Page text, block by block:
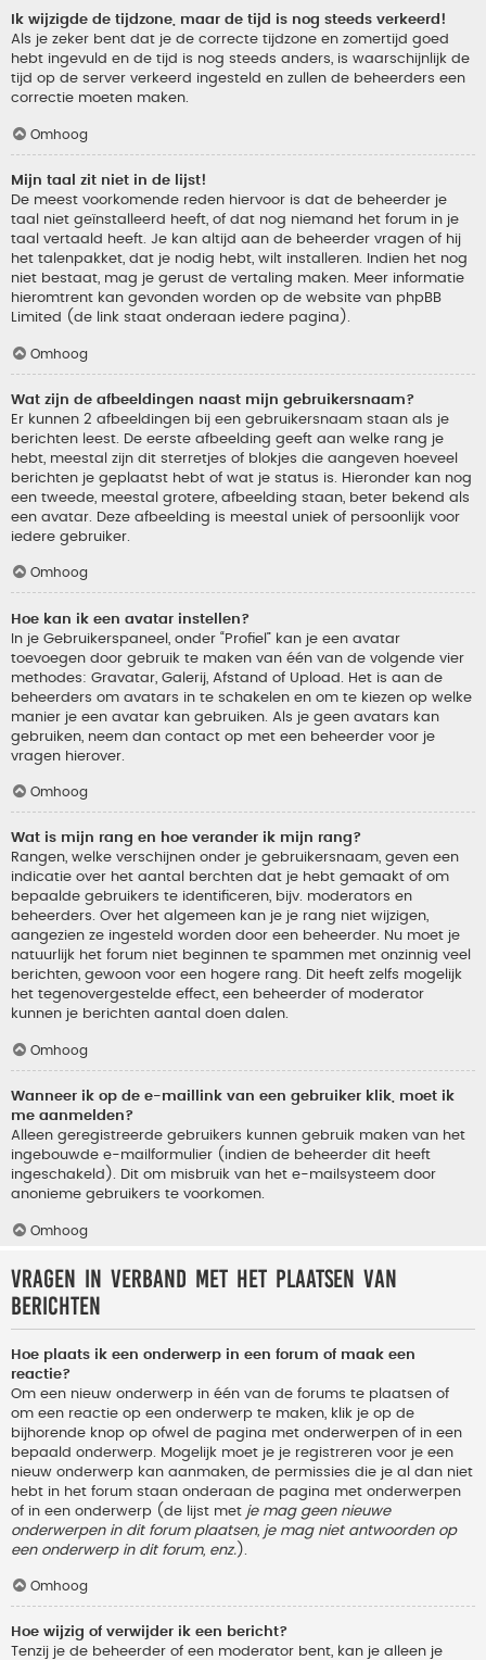
Ik wijzigde de tijdzone, maar de tijd is nog steeds verkeerd!
Als je zeker bent dat je de correcte tijdzone en zomertijd goed
hebt ingevuld en de tijd is nog steeds anders, is waarschijnlijk de
tijd op de server verkeerd ingesteld en zullen de beheerders een
correctie moeten maken.
Omhoog
Mijn taal zit niet in de lijst!
De meest voorkomende reden hiervoor is dat de beheerder je
taal niet geïnstalleerd heeft, of dat nog niemand het forum in je
taal vertaald heeft. Je kan altijd aan de beheerder vragen of hij
het talenpakket, dat je nodig hebt, wilt installeren. Indien het nog
niet bestaat, mag je gerust de vertaling maken. Meer informatie
hieromtrent kan gevonden worden op de website van phpBB
Limited (de link staat onderaan iedere pagina).
Omhoog
Wat zijn de afbeeldingen naast mijn gebruikersnaam?
Er kunnen 2 afbeeldingen bij een gebruikersnaam staan als je
berichten leest. De eerste afbeelding geeft aan welke rang je
hebt, meestal zijn dit sterretjes of blokjes die aangeven hoeveel
berichten je geplaatst hebt of wat je status is. Hieronder kan nog
een tweede, meestal grotere, afbeelding staan, beter bekend als
een avatar. Deze afbeelding is meestal uniek of persoonlijk voor
iedere gebruiker.
Omhoog
Hoe kan ik een avatar instellen?
In je Gebruikerspaneel, onder “Profiel” kan je een avatar
toevoegen door gebruik te maken van één van de volgende vier
methodes: Gravatar, Galerij, Afstand of Upload. Het is aan de
beheerders om avatars in te schakelen en om te kiezen op welke
manier je een avatar kan gebruiken. Als je geen avatars kan
gebruiken, neem dan contact op met een beheerder voor je
vragen hierover.
Omhoog
Wat is mijn rang en hoe verander ik mijn rang?
Rangen, welke verschijnen onder je gebruikersnaam, geven een
indicatie over het aantal berchten dat je hebt gemaakt of om
bepaalde gebruikers te identificeren, bijv. moderators en
beheerders. Over het algemeen kan je je rang niet wijzigen,
aangezien ze ingesteld worden door een beheerder. Nu moet je
natuurlijk het forum niet beginnen te spammen met onzinnig veel
berichten, gewoon voor een hogere rang. Dit heeft zelfs mogelijk
het tegenovergestelde effect, een beheerder of moderator
kunnen je berichten aantal doen dalen.
Omhoog
Wanneer ik op de e-maillink van een gebruiker klik, moet ik
me aanmelden?
Alleen geregistreerde gebruikers kunnen gebruik maken van het
ingebouwde e-mailformulier (indien de beheerder dit heeft
ingeschakeld). Dit om misbruik van het e-mailsysteem door
anonieme gebruikers te voorkomen.
Omhoog
Vragen in verband met het plaatsen van
berichten
Hoe plaats ik een onderwerp in een forum of maak een
reactie?
Om een nieuw onderwerp in één van de forums te plaatsen of
om een reactie op een onderwerp te maken, klik je op de
bijhorende knop op ofwel de pagina met onderwerpen of in een
bepaald onderwerp. Mogelijk moet je je registreren voor je een
nieuw onderwerp kan aanmaken, de permissies die je al dan niet
hebt in het forum staan onderaan de pagina met onderwerpen
of in een onderwerp (de lijst met je mag geen nieuwe
onderwerpen in dit forum plaatsen, je mag niet antwoorden op
een onderwerp in dit forum, enz. ).
Omhoog
Hoe wijzig of verwijder ik een bericht?
Tenzij je de beheerder of een moderator bent, kan je alleen je